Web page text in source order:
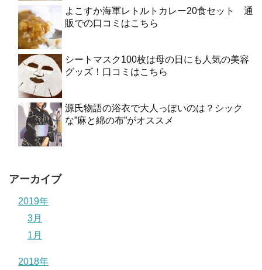
よこすか海軍レトルトカレー20食セット 通
販での口コミはこちら
シートマスク100枚は母の日にも人気の美容
グッズ！口コミはこちら
源氏物語の浴衣で大人っぽいのは？シック
な”麻と綿の布”がオススメ
アーカイブ
2019年
3月
1月
2018年